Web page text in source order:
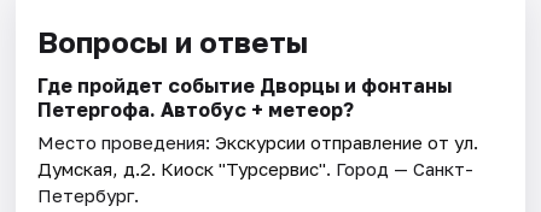
Вопросы и ответы
Где пройдет событие Дворцы и фонтаны
Петергофа. Автобус + метеор?
Место проведения:Экскурсии отправление от ул.
Думская, д.2. Киоск "Турсервис". Город — Санкт-
Петербург.